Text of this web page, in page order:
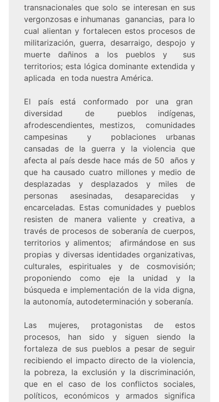
transnacionales que solo se interesan en sus
vergonzosas e inhumanas ganancias, para lo
cual alientan y fortalecen estos procesos de
militarización, guerra, desarraigo, despojo y
muerte dañinos a los pueblos y sus
territorios; esta lógica dominante extendida y
aplicada en toda nuestra América.
El país está conformado por una gran
diversidad de pueblos indígenas,
afrodescendientes, mestizos, comunidades
campesinas y poblaciones urbanas
cansadas de la guerra y la violencia que
afecta al país desde hace más de 50 años y
que ha causado cuatro millones y medio de
desplazadas y desplazados y miles de
personas asesinadas, desaparecidas y
encarceladas. Estas comunidades y pueblos
resisten de manera valiente y creativa, a
través de procesos de soberanía de cuerpos,
territorios y alimentos; afirmándose en sus
propias y diversas identidades organizativas,
culturales, espirituales y de cosmovisión;
proponiendo como eje la unidad y la
búsqueda e implementación de la vida digna,
la autonomía, autodeterminación y soberanía.
Las mujeres, protagonistas de estos
procesos, han sido y siguen siendo la
fortaleza de sus pueblos a pesar de seguir
recibiendo el impacto directo de la violencia,
la pobreza, la exclusión y la discriminación,
que en el caso de los conflictos sociales,
políticos, económicos y armados significa